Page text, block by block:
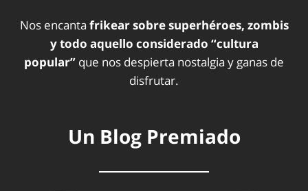
Nos encanta frikear sobre superhéroes, zombis
y todo aquello considerado “cultura
popular” que nos despierta nostalgia y ganas de
disfrutar.
Un Blog Premiado